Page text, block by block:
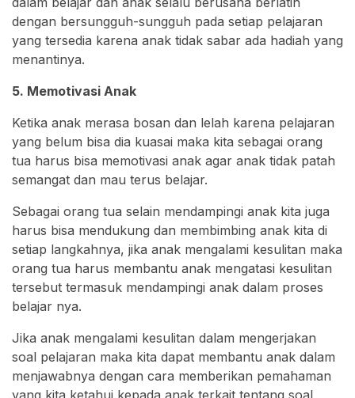
dengan bersungguh-sungguh pada setiap pelajaran
yang tersedia karena anak tidak sabar ada hadiah yang
menantinya.
5. Memotivasi Anak
Ketika anak merasa bosan dan lelah karena pelajaran
yang belum bisa dia kuasai maka kita sebagai orang
tua harus bisa memotivasi anak agar anak tidak patah
semangat dan mau terus belajar.
Sebagai orang tua selain mendampingi anak kita juga
harus bisa mendukung dan membimbing anak kita di
setiap langkahnya, jika anak mengalami kesulitan maka
orang tua harus membantu anak mengatasi kesulitan
tersebut termasuk mendampingi anak dalam proses
belajar nya.
Jika anak mengalami kesulitan dalam mengerjakan
soal pelajaran maka kita dapat membantu anak dalam
menjawabnya dengan cara memberikan pemahaman